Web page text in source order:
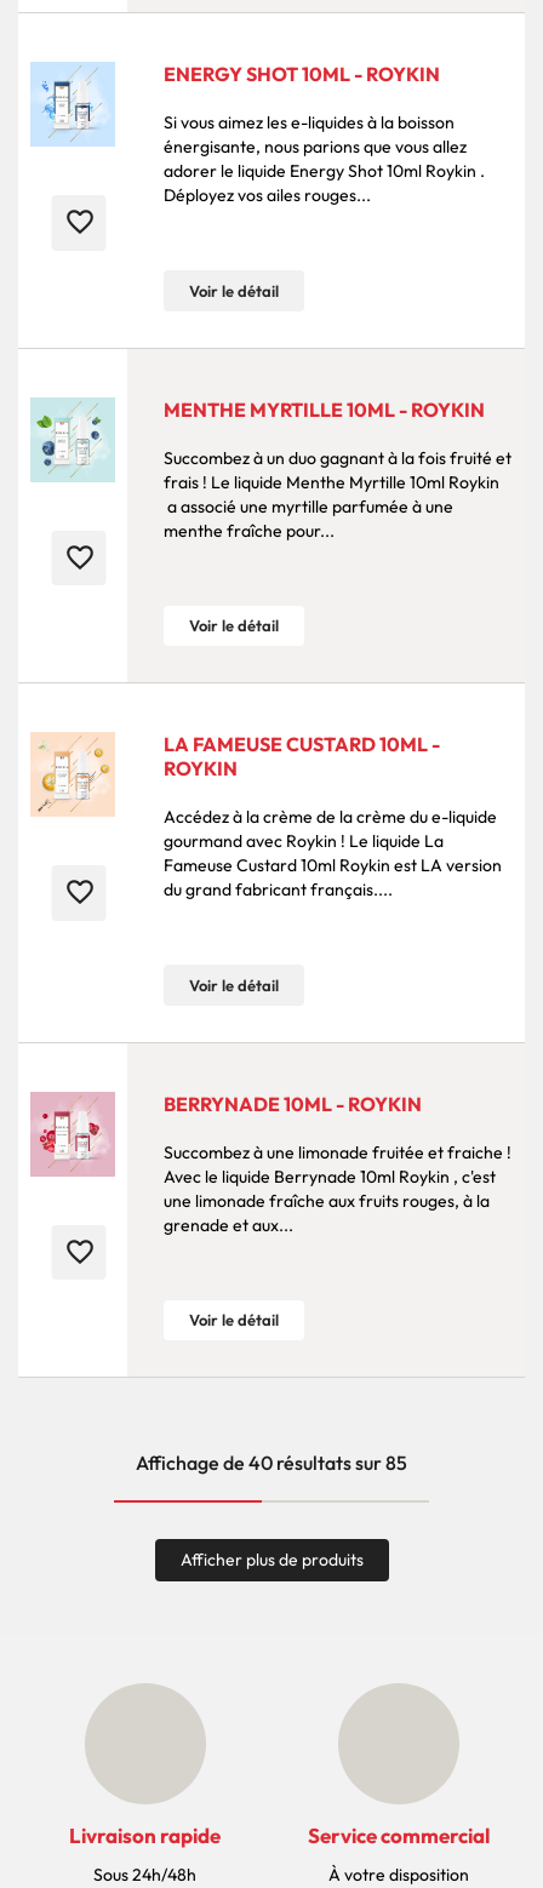
favorite_border
ENERGY SHOT 10ML - ROYKIN
Si vous aimez les e-liquides à la boisson
énergisante, nous parions que vous allez
adorer le liquide Energy Shot 10ml Roykin .
Déployez vos ailes rouges...
Voir le détail
favorite_border
MENTHE MYRTILLE 10ML - ROYKIN
Succombez à un duo gagnant à la fois fruité et
frais ! Le liquide Menthe Myrtille 10ml Roykin
a associé une myrtille parfumée à une
menthe fraîche pour...
Voir le détail
favorite_border
LA FAMEUSE CUSTARD 10ML -
ROYKIN
Accédez à la crème de la crème du e-liquide
gourmand avec Roykin ! Le liquide La
Fameuse Custard 10ml Roykin est LA version
du grand fabricant français....
Voir le détail
favorite_border
BERRYNADE 10ML - ROYKIN
Succombez à une limonade fruitée et fraiche !
Avec le liquide Berrynade 10ml Roykin , c'est
une limonade fraîche aux fruits rouges, à la
grenade et aux...
Voir le détail
Affichage de 40 résultats sur 85
Afficher plus de produits
Livraison rapide
Sous 24h/48h
Service commercial
À votre disposition